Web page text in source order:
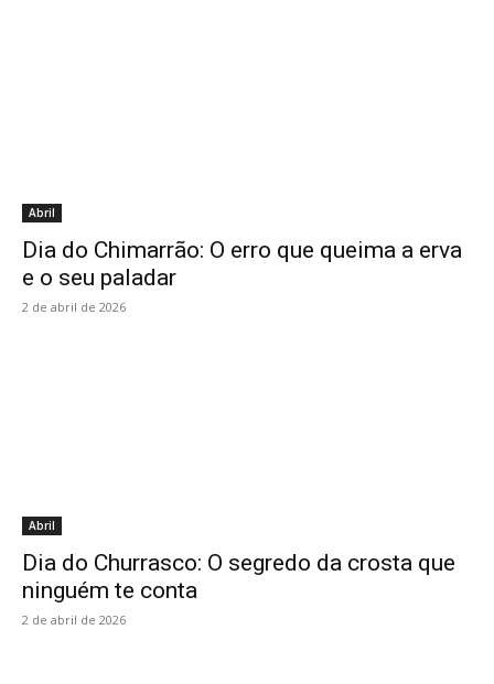
Abril
Dia do Chimarrão: O erro que queima a erva
e o seu paladar
2 de abril de 2026
Abril
Dia do Churrasco: O segredo da crosta que
ninguém te conta
2 de abril de 2026